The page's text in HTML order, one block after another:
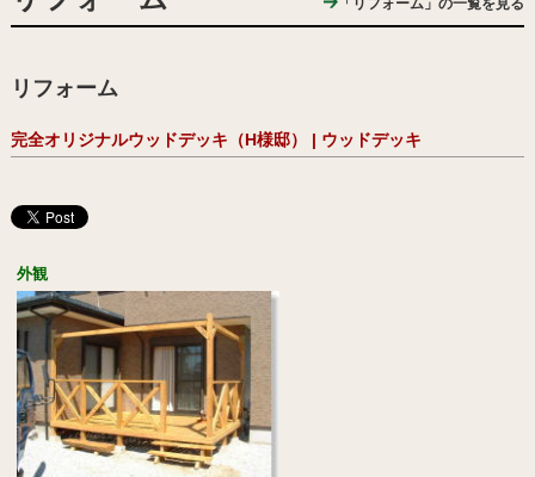
「リフォーム」の一覧を見る
リフォーム
完全オリジナルウッドデッキ（H様邸） | ウッドデッキ
外観